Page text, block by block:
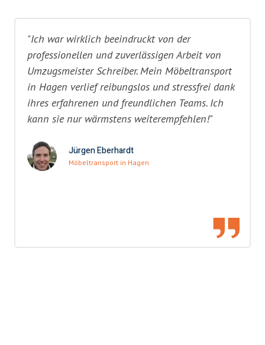
"Ich war wirklich beeindruckt von der
professionellen und zuverlässigen Arbeit von
Umzugsmeister Schreiber. Mein Möbeltransport
in Hagen verlief reibungslos und stressfrei dank
ihres erfahrenen und freundlichen Teams. Ich
kann sie nur wärmstens weiterempfehlen!"
Jürgen Eberhardt
Möbeltransport in Hagen